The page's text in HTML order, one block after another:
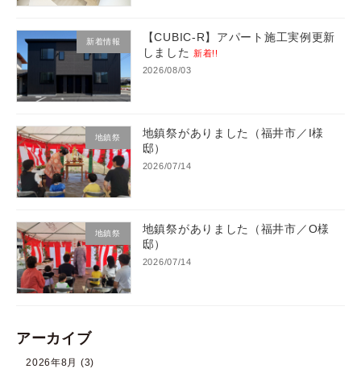
新着情報
【CUBIC-R】アパート施工実例更新
しました
新着!!
2026/08/03
地鎮祭
地鎮祭がありました（福井市／I様
邸）
2026/07/14
地鎮祭
地鎮祭がありました（福井市／O様
邸）
2026/07/14
アーカイブ
2026年8月 (3)